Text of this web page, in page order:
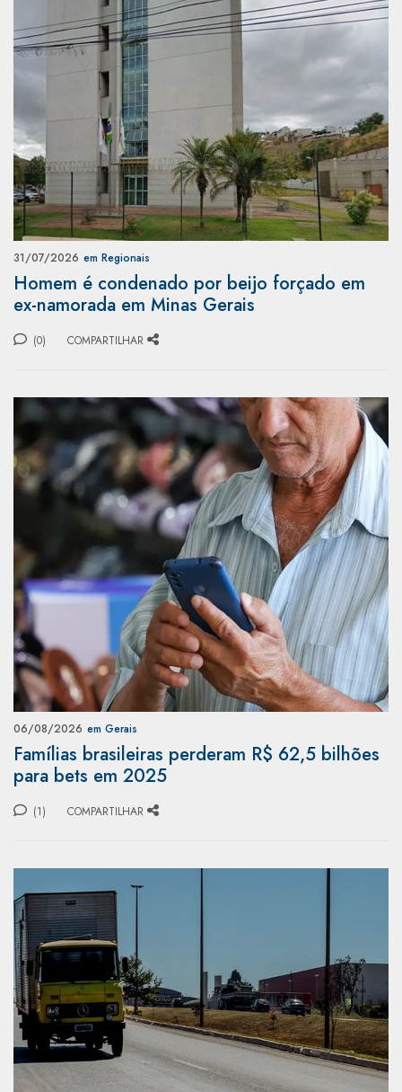
31/07/2026 em Regionais
Homem é condenado por beijo forçado em
ex-namorada em Minas Gerais
(0) COMPARTILHAR
06/08/2026 em Gerais
Famílias brasileiras perderam R$ 62,5 bilhões
para bets em 2025
(1) COMPARTILHAR